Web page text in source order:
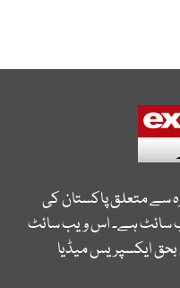
سے متعلق پاکستان کی
سائٹ ہے۔ اس ویب سائٹ
بحق ایکسپریس میڈیا